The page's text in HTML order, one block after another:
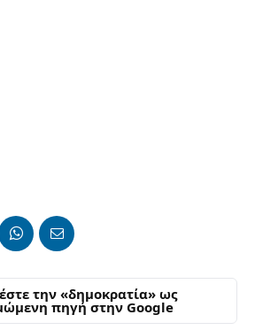
την «δημοκρατία» ως
πηγή στην Google